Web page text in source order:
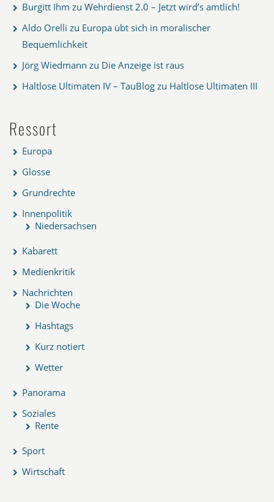
Burgitt Ihm zu Wehrdienst 2.0 – Jetzt wird’s amtlich!
Aldo Orelli zu Europa übt sich in moralischer
Bequemlichkeit
Jörg Wiedmann zu Die Anzeige ist raus
Haltlose Ultimaten IV – TauBlog zu Haltlose Ultimaten III
Ressort
Europa
Glosse
Grundrechte
Innenpolitik
Niedersachsen
Kabarett
Medienkritik
Nachrichten
Die Woche
Hashtags
Kurz notiert
Wetter
Panorama
Soziales
Rente
Sport
Wirtschaft